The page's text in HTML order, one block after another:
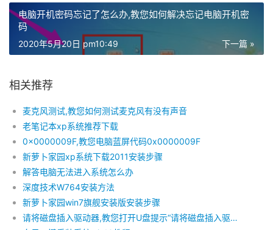
电脑开机密码忘记了怎么办,教您如何解决忘记电脑开机密
码
下一篇 »
2020年5月20日 pm10:49
相关推荐
麦克风测试,教您如何测试麦克风有没有声音
老笔记本xp系统推荐下载
0x0000009F,教您电脑蓝屏代码0x0000009F
新萝卜家园xp系统下载2011安装步骤
解答电脑无法进入系统怎么办
深度技术W764安装方法
新萝卜家园win7旗舰安装版安装步骤
请将磁盘插入驱动器,教您打开U盘提示“请将磁盘插入驱动器”怎么解决